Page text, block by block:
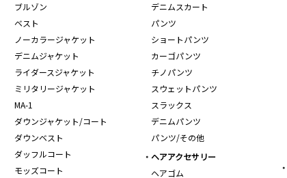
ブルゾン
ベスト
ノーカラージャケット
デニムジャケット
ライダースジャケット
ミリタリージャケット
MA-1
ダウンジャケット/コート
ダウンベスト
ダッフルコート
モッズコート
デニムスカート
パンツ
ショートパンツ
カーゴパンツ
チノパンツ
スウェットパンツ
スラックス
デニムパンツ
パンツ/その他
ヘアアクセサリー
ヘアゴム